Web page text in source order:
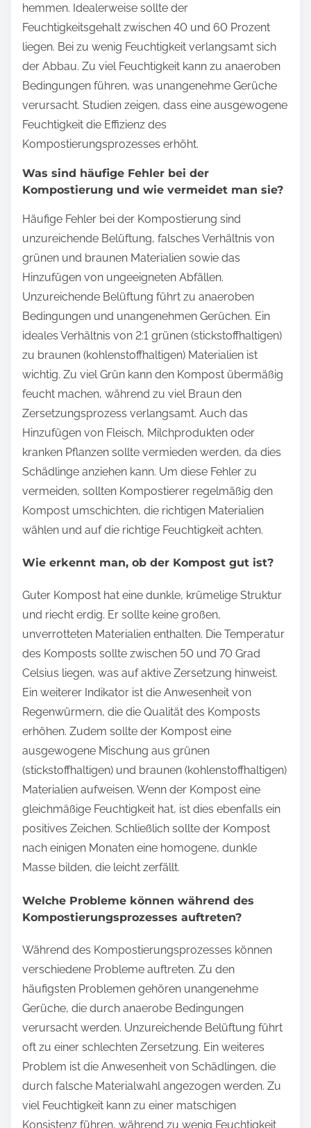
hemmen. Idealerweise sollte der
Feuchtigkeitsgehalt zwischen 40 und 60 Prozent
liegen. Bei zu wenig Feuchtigkeit verlangsamt sich
der Abbau. Zu viel Feuchtigkeit kann zu anaeroben
Bedingungen führen, was unangenehme Gerüche
verursacht. Studien zeigen, dass eine ausgewogene
Feuchtigkeit die Effizienz des
Kompostierungsprozesses erhöht.
Was sind häufige Fehler bei der
Kompostierung und wie vermeidet man sie?
Häufige Fehler bei der Kompostierung sind
unzureichende Belüftung, falsches Verhältnis von
grünen und braunen Materialien sowie das
Hinzufügen von ungeeigneten Abfällen.
Unzureichende Belüftung führt zu anaeroben
Bedingungen und unangenehmen Gerüchen. Ein
ideales Verhältnis von 2:1 grünen (stickstoffhaltigen)
zu braunen (kohlenstoffhaltigen) Materialien ist
wichtig. Zu viel Grün kann den Kompost übermäßig
feucht machen, während zu viel Braun den
Zersetzungsprozess verlangsamt. Auch das
Hinzufügen von Fleisch, Milchprodukten oder
kranken Pflanzen sollte vermieden werden, da dies
Schädlinge anziehen kann. Um diese Fehler zu
vermeiden, sollten Kompostierer regelmäßig den
Kompost umschichten, die richtigen Materialien
wählen und auf die richtige Feuchtigkeit achten.
Wie erkennt man, ob der Kompost gut ist?
Guter Kompost hat eine dunkle, krümelige Struktur
und riecht erdig. Er sollte keine großen,
unverrotteten Materialien enthalten. Die Temperatur
des Komposts sollte zwischen 50 und 70 Grad
Celsius liegen, was auf aktive Zersetzung hinweist.
Ein weiterer Indikator ist die Anwesenheit von
Regenwürmern, die die Qualität des Komposts
erhöhen. Zudem sollte der Kompost eine
ausgewogene Mischung aus grünen
(stickstoffhaltigen) und braunen (kohlenstoffhaltigen)
Materialien aufweisen. Wenn der Kompost eine
gleichmäßige Feuchtigkeit hat, ist dies ebenfalls ein
positives Zeichen. Schließlich sollte der Kompost
nach einigen Monaten eine homogene, dunkle
Masse bilden, die leicht zerfällt.
Welche Probleme können während des
Kompostierungsprozesses auftreten?
Während des Kompostierungsprozesses können
verschiedene Probleme auftreten. Zu den
häufigsten Problemen gehören unangenehme
Gerüche, die durch anaerobe Bedingungen
verursacht werden. Unzureichende Belüftung führt
oft zu einer schlechten Zersetzung. Ein weiteres
Problem ist die Anwesenheit von Schädlingen, die
durch falsche Materialwahl angezogen werden. Zu
viel Feuchtigkeit kann zu einer matschigen
Konsistenz führen, während zu wenig Feuchtigkeit